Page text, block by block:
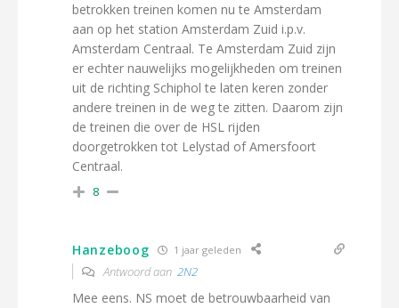
betrokken treinen komen nu te Amsterdam
aan op het station Amsterdam Zuid i.p.v.
Amsterdam Centraal. Te Amsterdam Zuid zijn
er echter nauwelijks mogelijkheden om treinen
uit de richting Schiphol te laten keren zonder
andere treinen in de weg te zitten. Daarom zijn
de treinen die over de HSL rijden
doorgetrokken tot Lelystad of Amersfoort
Centraal.
8
Hanzeboog 1 jaar geleden
Antwoord aan 2N2
Mee eens. NS moet de betrouwbaarheid van